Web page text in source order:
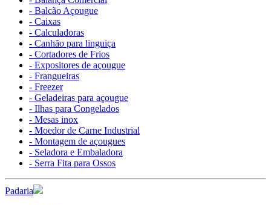
- Balcão Açougue
- Caixas
- Calculadoras
- Canhão para linguiça
- Cortadores de Frios
- Expositores de açougue
- Frangueiras
- Freezer
- Geladeiras para açougue
- Ilhas para Congelados
- Mesas inox
- Moedor de Carne Industrial
- Montagem de açougues
- Seladora e Embaladora
- Serra Fita para Ossos
Padaria